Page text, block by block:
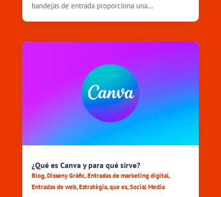
bandejas de entrada proporciona una...
¿Qué es Canva y para qué sirve?
Blog,Disseny Gràfic,Entradas de marketing digital,
Entradas de web,Estratègia,que es,Social Media